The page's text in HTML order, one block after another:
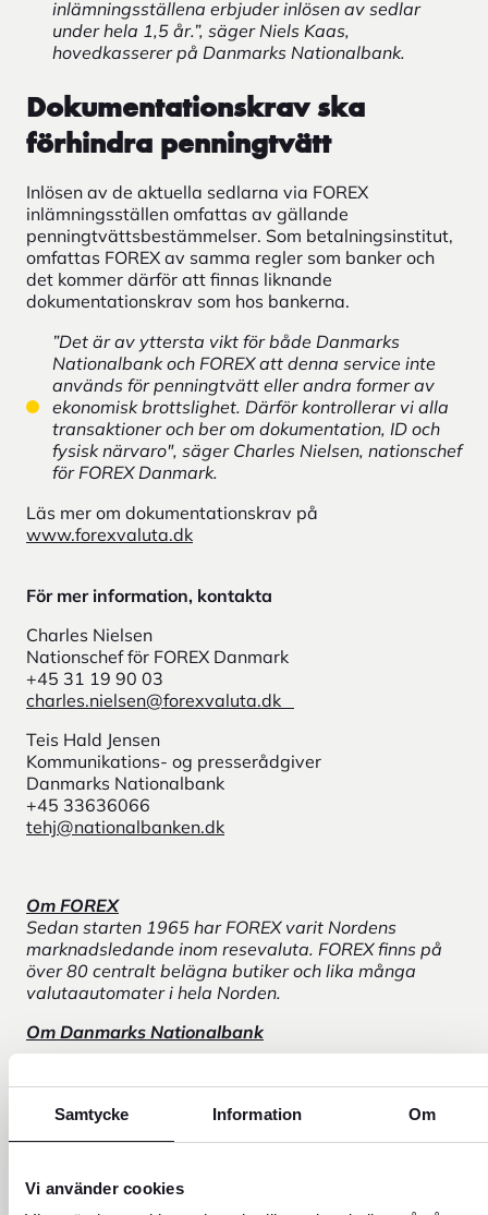
Samtycke Information Om
Vi använder cookies
inlämningsställena erbjuder inlösen av sedlar
under hela 1,5 år.”, säger Niels Kaas,
hovedkasserer på Danmarks Nationalbank.
Dokumentationskrav ska
förhindra penningtvätt
Inlösen av de aktuella sedlarna via FOREX
inlämningsställen omfattas av gällande
penningtvättsbestämmelser. Som betalningsinstitut,
omfattas FOREX av samma regler som banker och
det kommer därför att finnas liknande
dokumentationskrav som hos bankerna.
”Det är av yttersta vikt för både Danmarks
Nationalbank och FOREX att denna service inte
används för penningtvätt eller andra former av
ekonomisk brottslighet. Därför kontrollerar vi alla
transaktioner och ber om dokumentation, ID och
fysisk närvaro", säger Charles Nielsen, nationschef
för FOREX Danmark.
Läs mer om dokumentationskrav på
www.forexvaluta.dk
För mer information, kontakta
Charles Nielsen
Nationschef för FOREX Danmark
+45 31 19 90 03
charles.nielsen@forexvaluta.dk
Teis Hald Jensen
Kommunikations- og presserådgiver
Danmarks Nationalbank
+45 33636066
tehj@nationalbanken.dk
Om FOREX
Sedan starten 1965 har FOREX varit Nordens
marknadsledande inom resevaluta. FOREX finns på
över 80 centralt belägna butiker och lika många
valutaautomater i hela Norden.
Om Danmarks Nationalbank
Nationalbankens tre huvudmål är att bidra till att
säkerställa stabila priser, säkra betalningar och ett
stabilt finansiellt system.